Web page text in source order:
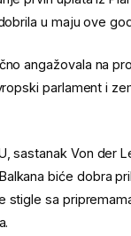
u maju ove
angažovala na
parlament i
sastanak Von der
biće dobra
stigle sa